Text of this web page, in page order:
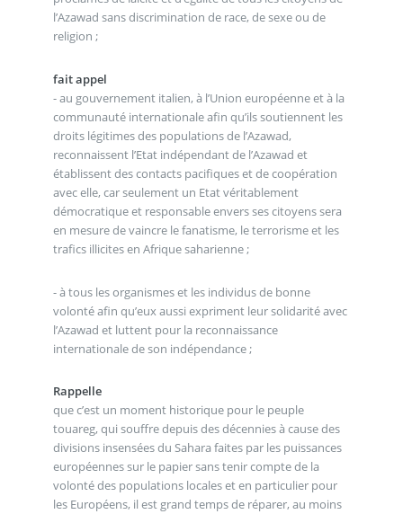
l’Azawad sans discrimination de race, de sexe ou de
religion ;
fait appel
- au gouvernement italien, à l’Union européenne et à la
communauté internationale afin qu’ils soutiennent les
droits légitimes des populations de l’Azawad,
reconnaissent l’Etat indépendant de l’Azawad et
établissent des contacts pacifiques et de coopération
avec elle, car seulement un Etat véritablement
démocratique et responsable envers ses citoyens sera
en mesure de vaincre le fanatisme, le terrorisme et les
trafics illicites en Afrique saharienne ;
- à tous les organismes et les individus de bonne
volonté afin qu’eux aussi expriment leur solidarité avec
l’Azawad et luttent pour la reconnaissance
internationale de son indépendance ;
Rappelle
que c’est un moment historique pour le peuple
touareg, qui souffre depuis des décennies à cause des
divisions insensées du Sahara faites par les puissances
européennes sur le papier sans tenir compte de la
volonté des populations locales et en particulier pour
les Européens, il est grand temps de réparer, au moins